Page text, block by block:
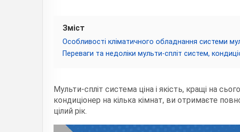
Зміст
Особливості кліматичного обладнання системи
Переваги та недоліки мульти-спліт систем,
Мульти-спліт система ціна і якість, кращі на
кондиціонер на кілька кімнат, ви отримаєте
цілий рік.